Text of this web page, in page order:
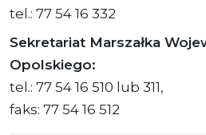
tel.: 77 54 16 332
Sekretariat Marszałka
Opolskiego:
tel.: 77 54 16 510 lub 311,
faks: 77 54 16 512